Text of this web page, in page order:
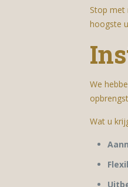
Stop met
hoogste
We
Wat u